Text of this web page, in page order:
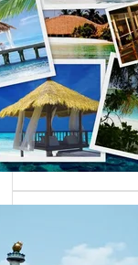
على
السياحة
من العناصر
تؤثر…